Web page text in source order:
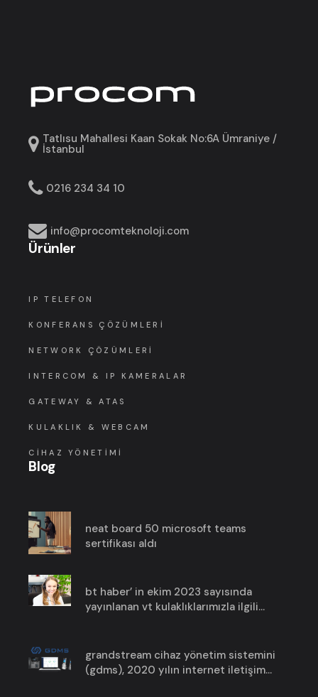
Tatlısu Mahallesi Kaan Sokak No:6A Ümraniye /
İstanbul
0216 234 34 10
info@procomteknoloji.com
Ürünler
IP TELEFON
KONFERANS ÇÖZÜMLERI
NETWORK ÇÖZÜMLERI
INTERCOM & IP KAMERALAR
GATEWAY & ATAS
KULAKLIK & WEBCAM
CIHAZ YÖNETIMI
Blog
neat board 50 microsoft teams
sertifikası aldı
bt haber’ in ekim 2023 sayısında
yayınlanan vt kulaklıklarımızla ilgili
grandstream cihaz yönetim sistemini
(gdms), 2020 yılın i̇nternet i̇letişim